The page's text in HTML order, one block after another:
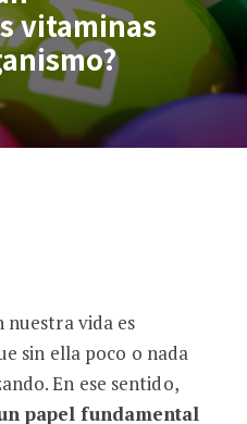
vitaminas
las
nuestra vida es
sin ella poco o nada
En ese sentido,
papel fundamental